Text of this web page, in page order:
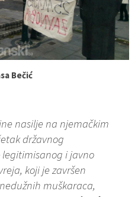
Bečić
nasilje na njemačkim
državnog
i javno
koji je završen
muškaraca,